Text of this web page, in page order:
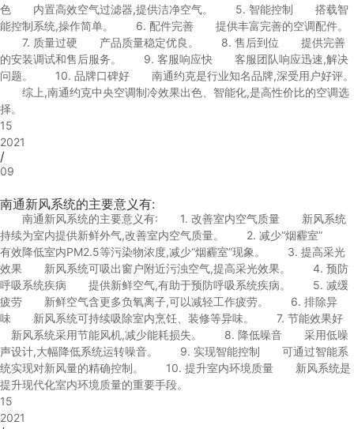
色 内置高效空气过滤器,提供洁净空气。 5. 智能控制 搭载智
能控制系统,操作简单。 6. 配件完善 提供丰富完善的空调配件。
7. 质量过硬 产品质量稳定优良。 8. 售后到位 提供完善
的安装调试和售后服务。 9. 客服响应快 客服团队响应迅速,解决
问题。 10. 品牌口碑好 南通约克是行业知名品牌,深受用户好评。
综上,南通约克中央空调制冷效果出色、智能化,是高性价比的空调选
择。
15
2021
/
09
南通新风系统的主要意义有:
南通新风系统的主要意义有: 1. 改善室内空气质量 新风系统
持续为室内提供新鲜外气,改善室内空气质量。 2. 减少“烟霾室”
有效降低室内PM2.5等污染物浓度,减少“烟霾室”现象。 3. 提高采光
效果 新风系统可吸出窗户附近污浊空气,提高采光效果。 4. 预防
呼吸系统疾病 提供新鲜空气,有助于预防呼吸系统疾病。 5. 减缓
疲劳 新鲜空气含更多负氧离子,可以减轻工作疲劳。 6. 排除异
味 新风系统可持续吸除室内烹饪、装修等异味。 7. 节能效果好
新风系统采用节能风机,减少能耗损失。 8. 降低噪音 采用低噪
声设计,大幅降低系统运转噪音。 9. 实现智能控制 可通过智能系
统实现对新风量的精确控制。 10. 提升室内环境质量 新风系统是
提升现代化室内环境质量的重要手段。
15
2021